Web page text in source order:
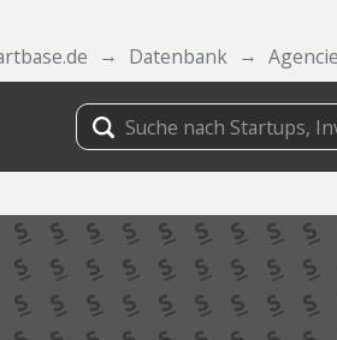
Datenbank